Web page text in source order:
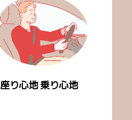
座り心地乗り心地